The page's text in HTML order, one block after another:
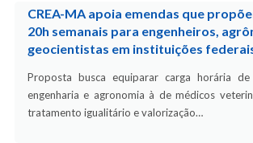
CREA-MA apoia emendas que
20h semanais para engenheiros,
geocientistas em instituições
Proposta busca equiparar carga horária
engenharia e agronomia à de médicos
tratamento igualitário e valorização…